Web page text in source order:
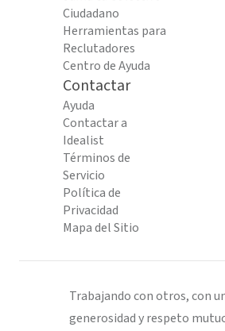
Ciudadano
Herramientas para
Reclutadores
Centro de Ayuda
Contactar
Ayuda
Contactar a
Idealist
Términos de
Servicio
Política de
Privacidad
Mapa del Sitio
Trabajando con otros, con
generosidad y respeto